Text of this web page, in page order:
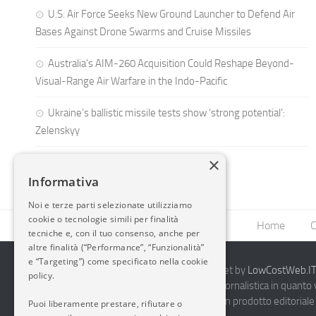
U.S. Air Force Seeks New Ground Launcher to Defend Air
Bases Against Drone Swarms and Cruise Missiles
Australia’s AIM-260 Acquisition Could Reshape Beyond-
Visual-Range Air Warfare in the Indo-Pacific
Ukraine’s ballistic missile tests show ‘strong potential’:
Zelenskyy
Home
2014-2026 AvioBlog - Creazione Siti Internet by
Questo blog non rappresenta una testata giornalistica in
periodicità. Non può pertanto considerarsi un prodotto
×
Informativa
Noi e terze parti selezionate utilizziamo
cookie o tecnologie simili per finalità
tecniche e, con il tuo consenso, anche per
altre finalità (“Performance”, “Funzionalità”
e “Targeting”) come specificato nella cookie
policy.
Puoi liberamente prestare, rifiutare o